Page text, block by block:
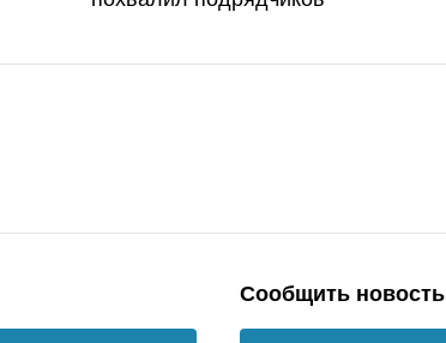
Сообщить новость